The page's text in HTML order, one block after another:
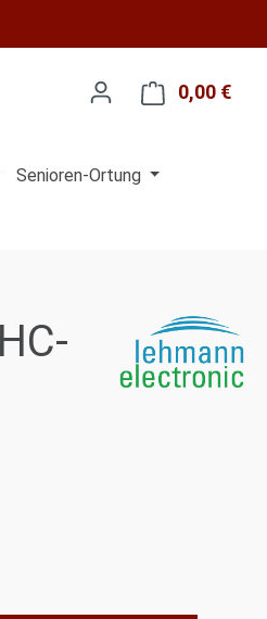
0,00 €
Senioren-Ortung